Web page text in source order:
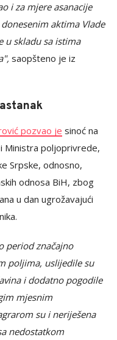
i za mjere asanacije
aktima Vlade
u skladu sa istima
saopšteno je iz
pozvao je sinoć na
Ministra poljoprivrede,
Srpske, odnosno,
odnosa BiH, zbog
u dan ugrožavajući
period značajno
poljima, uslijedile su
i dodatno pogodile
mjesnim
su i neriješena
nedostatkom